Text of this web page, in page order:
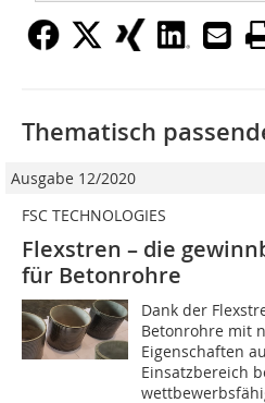
Thematisch
Ausgabe 12/2020
FSC TECHNOLOGIES
Flexstren – die
für Betonrohre
Dank der
Betonrohre mit
Eigenschaften
Einsatzbereich